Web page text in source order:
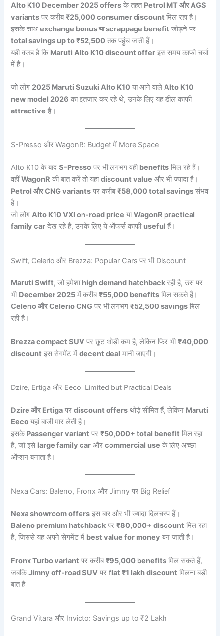
Alto K10 December 2025 offers के तहत Petrol MT और AGS
variants पर करीब₹25,000 consumer discount मिल रहा है।
इसके साथexchange bonus या scrappage benefit जोड़ने पर
total savings up to ₹52,500 तक पहुंच जाती हैं।
यही वजह है कि Maruti Alto K10 discount offer इस समय काफी चर्चा
में है।
जो लोग 2025 Maruti Suzuki Alto K10 या आने वालेAlto K10
new model 2026 का इंतजार कर रहे थे, उनके लिए यह डील काफी
attractive है।
S-Presso और WagonR: Budget में More Space
Alto K10 के बादS-Presso पर भी लगभग वही benefits मिल रहे हैं।
वहींWagonR की बात करें तो यहांdiscount value और भी ज्यादा है।
Petrol और CNG variants पर करीब₹58,000 total savings संभव
है।
जो लोगAlto K10 VXI on-road price याWagonR practical
family car देख रहे हैं, उनके लिए ये ऑफर्स काफी useful हैं।
Swift, Celerio और Brezza: Popular Cars पर भी Discount
Maruti Swift, जो हमेशा high demand hatchback रही है, उस पर
भी December 2025 में करीब₹55,000 benefits मिल सकते हैं।
Celerio और Celerio CNG पर भी लगभग₹52,500 savings मिल
रही है।
Brezza compact SUV पर छूट थोड़ी कम है, लेकिन फिर भी₹40,000
discount इस सेगमेंट मेंdecent deal मानी जाएगी।
Dzire, Ertiga और Eeco: Limited but Practical Deals
Dzire और Ertiga परdiscount offers थोड़े सीमित हैं, लेकिन Maruti
Eeco यहां बाजी मार लेती है।
इसके Passenger variant पर₹50,000+ total benefit मिल रहा
है, जो इसे large family car औरcommercial use के लिए अच्छा
ऑप्शन बनाता है।
Nexa Cars: Baleno, Fronx और Jimny पर Big Relief
Nexa showroom offers इस बार और भी ज्यादा दिलचस्प हैं।
Baleno premium hatchback पर₹80,000+ discount मिल रहा
है, जिससे यह अपने सेगमेंट में best value for money बन जाती है।
Fronx Turbo variant पर करीब₹95,000 benefits मिल सकते हैं,
जबकिJimny off-road SUV परflat ₹1 lakh discount मिलना बड़ी
बात है।
Grand Vitara और Invicto: Savings up to ₹2 Lakh